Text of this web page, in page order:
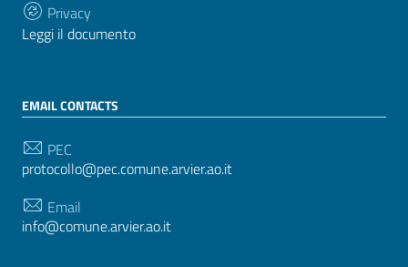
Privacy
Leggi il documento
EMAIL CONTACTS
PEC
protocollo@pec.comune.arvier.ao.it
Email
info@comune.arvier.ao.it